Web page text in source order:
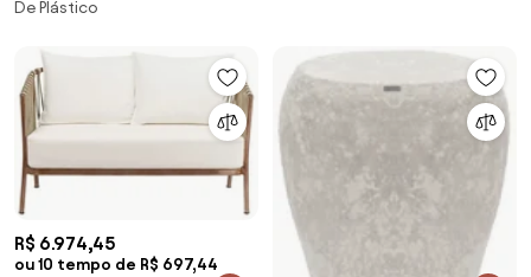
92717010
De Plástico
R$ 6.974,45
ou 10 tempo de R$ 697,44